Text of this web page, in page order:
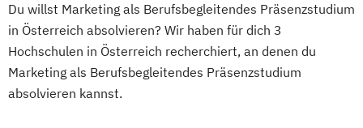
Du willst Marketing als Berufsbegleitendes Präsenzstudium
in Österreich absolvieren? Wir haben für dich 3
Hochschulen in Österreich recherchiert, an denen du
Marketing als Berufsbegleitendes Präsenzstudium
absolvieren kannst.